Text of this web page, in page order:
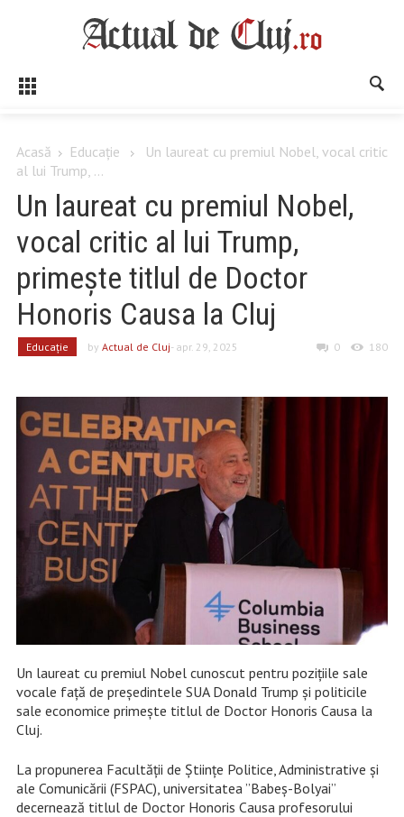
Acasă Educaţie
Un laureat cu premiul Nobel, vocal critic
al lui Trump, ...
Un laureat cu premiul Nobel,
vocal critic al lui Trump,
primește titlul de Doctor
Honoris Causa la Cluj
Educaţie by Actual de Cluj- apr. 29, 2025 0 180
Un laureat cu premiul Nobel cunoscut pentru pozițiile sale
vocale față de președintele SUA Donald Trump și politicile
sale economice primește titlul de Doctor Honoris Causa la
Cluj.
La propunerea Facultății de Științe Politice, Administrative și
ale Comunicării (FSPAC), universitatea ”Babeș-Bolyai”
decernează titlul de Doctor Honoris Causa profesorului